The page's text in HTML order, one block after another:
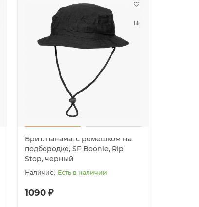
Брит. панама, с ремешком на
подбородке, SF Boonie, Rip
Stop, черный
Есть в наличии
1090 ₽